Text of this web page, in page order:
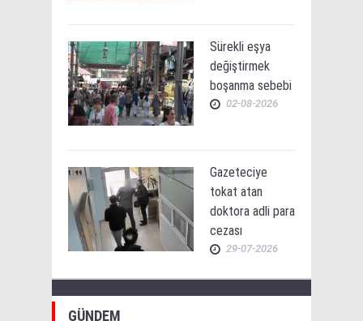
Sürekli eşya
değiştirmek
boşanma sebebi
02-08-2026
Gazeteciye
tokat atan
doktora adli para
cezası
29-07-2026
GÜNDEM